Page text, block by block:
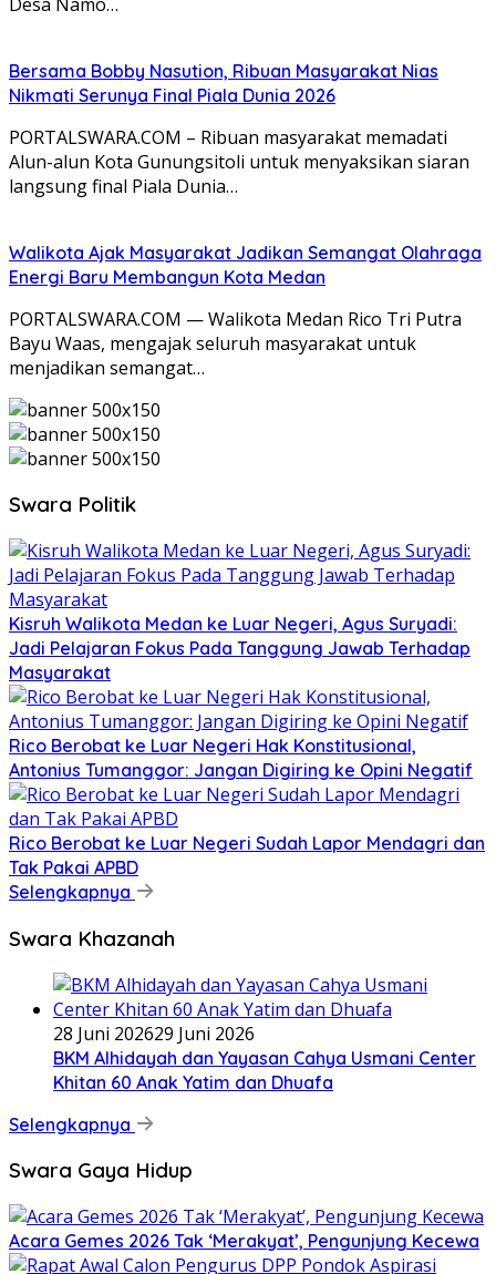
Bersama Bobby Nasution, Ribuan Masyarakat Nias
Nikmati Serunya Final Piala Dunia 2026
PORTALSWARA.COM – Ribuan masyarakat memadati
Alun-alun Kota Gunungsitoli untuk menyaksikan siaran
langsung final Piala Dunia…
Walikota Ajak Masyarakat Jadikan Semangat Olahraga
Energi Baru Membangun Kota Medan
PORTALSWARA.COM — Walikota Medan Rico Tri Putra
Bayu Waas, mengajak seluruh masyarakat untuk
menjadikan semangat…
Swara Politik
Kisruh Walikota Medan ke Luar Negeri, Agus Suryadi:
Jadi Pelajaran Fokus Pada Tanggung Jawab Terhadap
Masyarakat
Rico Berobat ke Luar Negeri Hak Konstitusional,
Antonius Tumanggor: Jangan Digiring ke Opini Negatif
Rico Berobat ke Luar Negeri Sudah Lapor Mendagri dan
Tak Pakai APBD
Selengkapnya
Swara Khazanah
28 Juni 202629 Juni 2026
BKM Alhidayah dan Yayasan Cahya Usmani Center
Khitan 60 Anak Yatim dan Dhuafa
Selengkapnya
Swara Gaya Hidup
Acara Gemes 2026 Tak ‘Merakyat’, Pengunjung Kecewa